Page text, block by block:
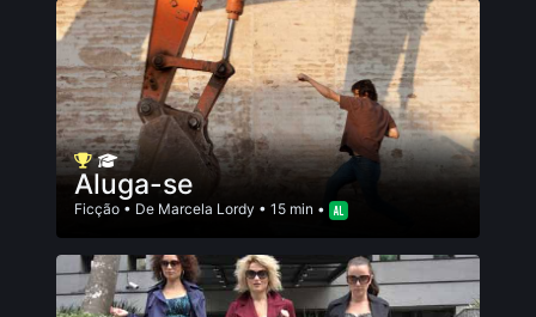
Aluga-se
Ficção • De Marcela Lordy • 15 min •